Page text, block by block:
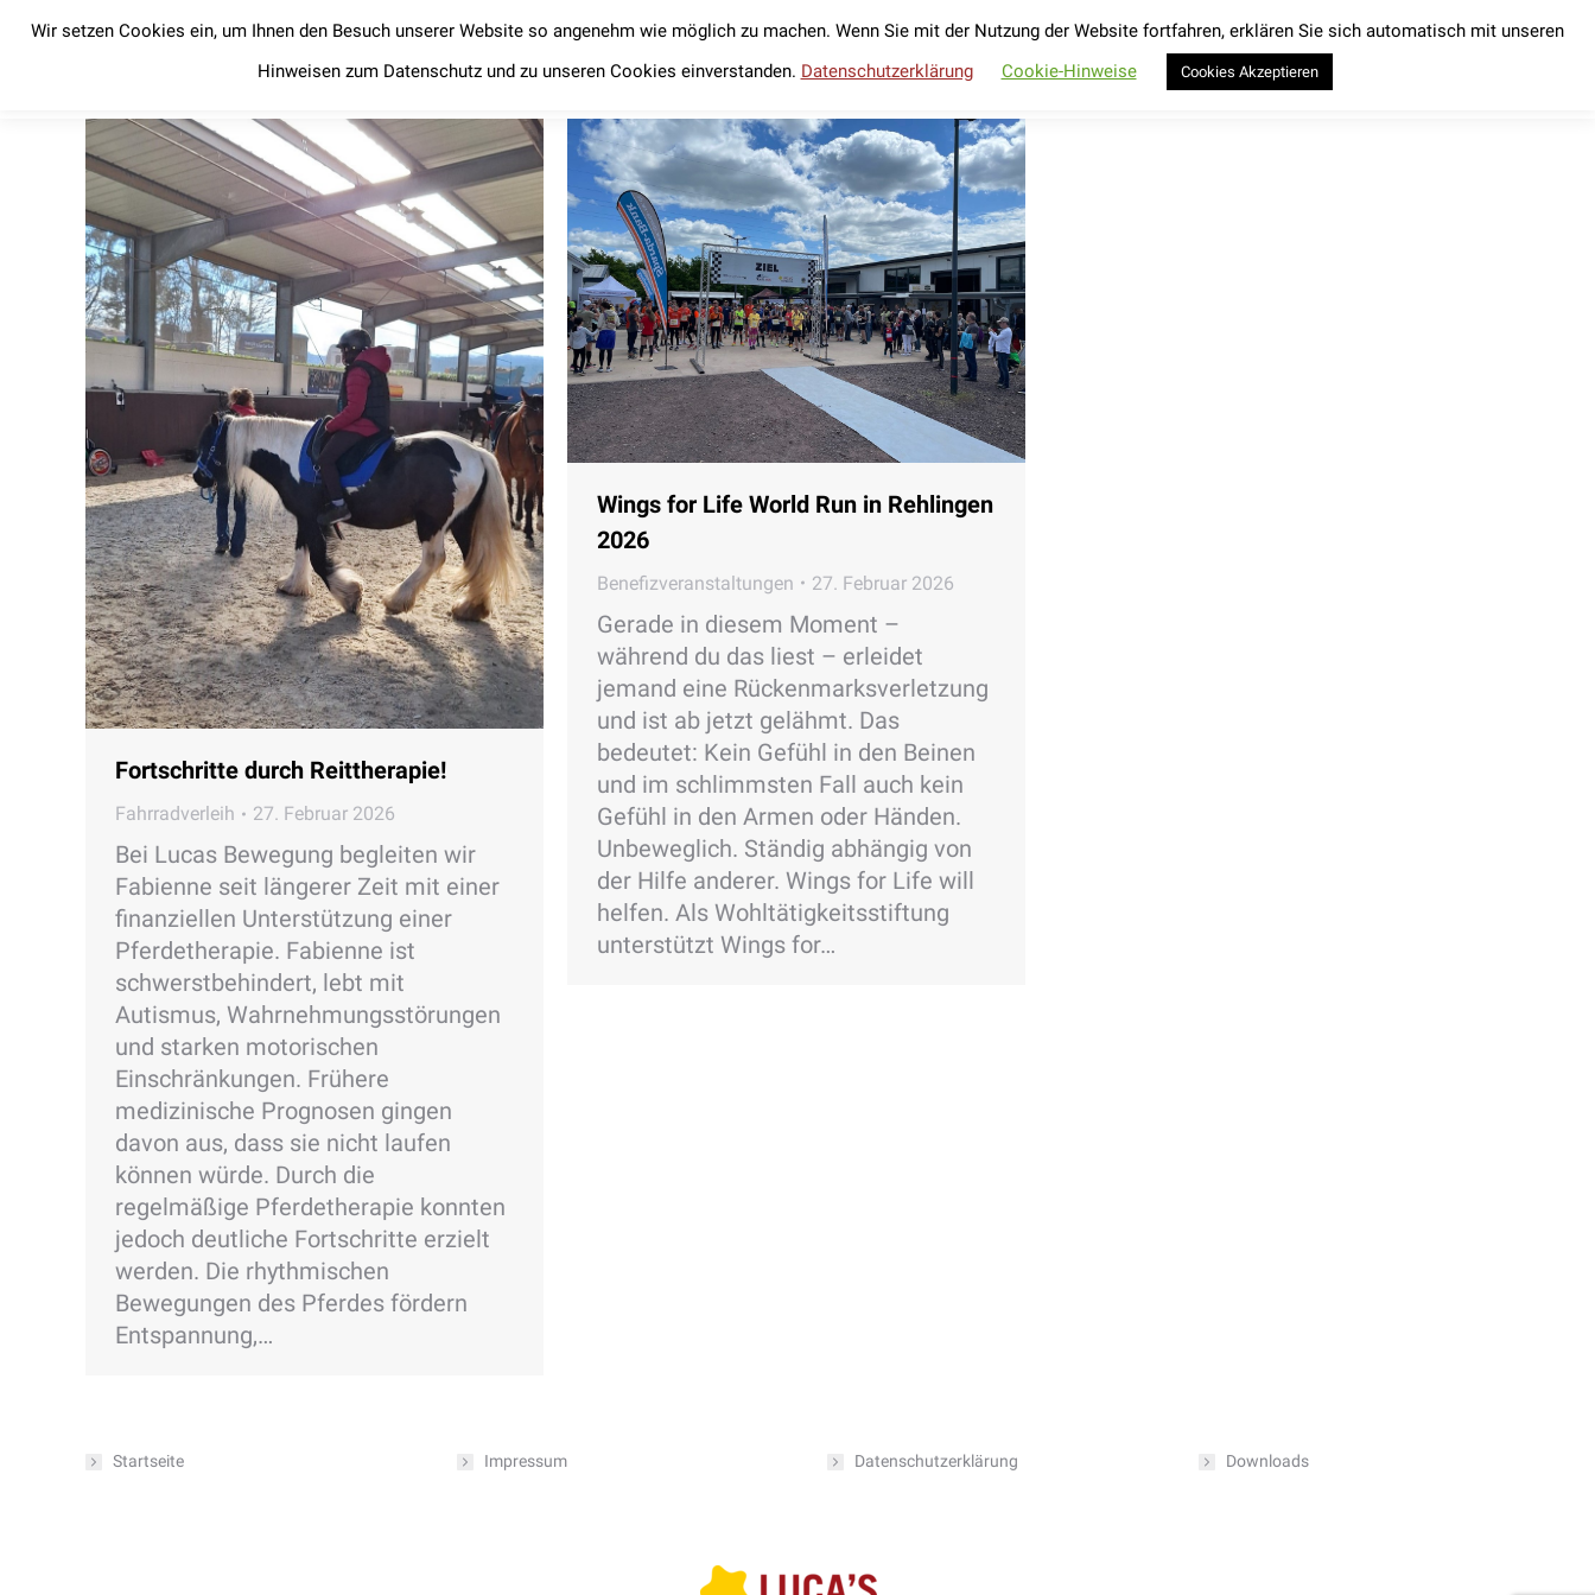
Startseite News Unser Verein Werde Förderer Fahrradverleih Kontakt Wings for Life World Run 2026
Fortschritte durch Reittherapie!
Fahrradverleih 27. Februar 2026
Bei Lucas Bewegung begleiten wir
Fabienne seit längerer Zeit mit einer
finanziellen Unterstützung einer
Pferdetherapie. Fabienne ist
schwerstbehindert, lebt mit
Autismus, Wahrnehmungsstörungen
und starken motorischen
Einschränkungen. Frühere
medizinische Prognosen gingen
davon aus, dass sie nicht laufen
können würde. Durch die
regelmäßige Pferdetherapie konnten
jedoch deutliche Fortschritte erzielt
werden. Die rhythmischen
Bewegungen des Pferdes fördern
Entspannung,…
Wings for Life World Run in Rehlingen
2026
Benefizveranstaltungen 27. Februar 2026
Gerade in diesem Moment –
während du das liest – erleidet
jemand eine Rückenmarksverletzung
und ist ab jetzt gelähmt. Das
bedeutet: Kein Gefühl in den Beinen
und im schlimmsten Fall auch kein
Gefühl in den Armen oder Händen.
Unbeweglich. Ständig abhängig von
der Hilfe anderer. Wings for Life will
helfen. Als Wohltätigkeitsstiftung
unterstützt Wings for…
Startseite Impressum Datenschutzerklärung Downloads
Wir setzen Cookies ein, um Ihnen den Besuch unserer Website so angenehm wie möglich zu machen. Wenn Sie mit der Nutzung der Website fortfahren, erklären Sie sich automatisch mit unseren
Hinweisen zum Datenschutz und zu unseren Cookies einverstanden. Datenschutzerklärung Cookie-Hinweise Cookies Akzeptieren
Startseite News Unser Verein Werde Förderer Fahrradverleih Kontakt Wings for Life World Run 2026 Search: